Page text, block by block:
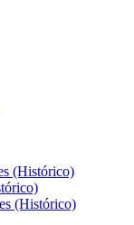
(Histórico)
(Histórico)